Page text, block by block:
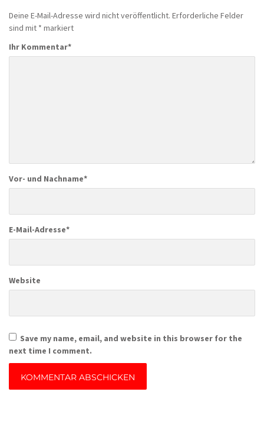
Deine E-Mail-Adresse wird nicht veröffentlicht. Erforderliche Felder
sind mit * markiert
Ihr Kommentar*
Vor- und Nachname*
E-Mail-Adresse*
Website
Save my name, email, and website in this browser for the
next time I comment.